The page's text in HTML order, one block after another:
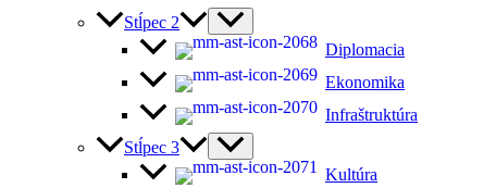
Stĺpec 2
Diplomacia
Ekonomika
Infraštruktúra
Stĺpec 3
Kultúra